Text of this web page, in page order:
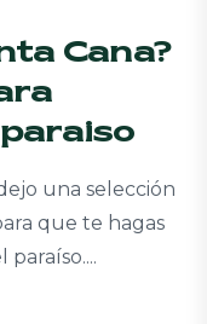
Cana?
una selección
que te hagas